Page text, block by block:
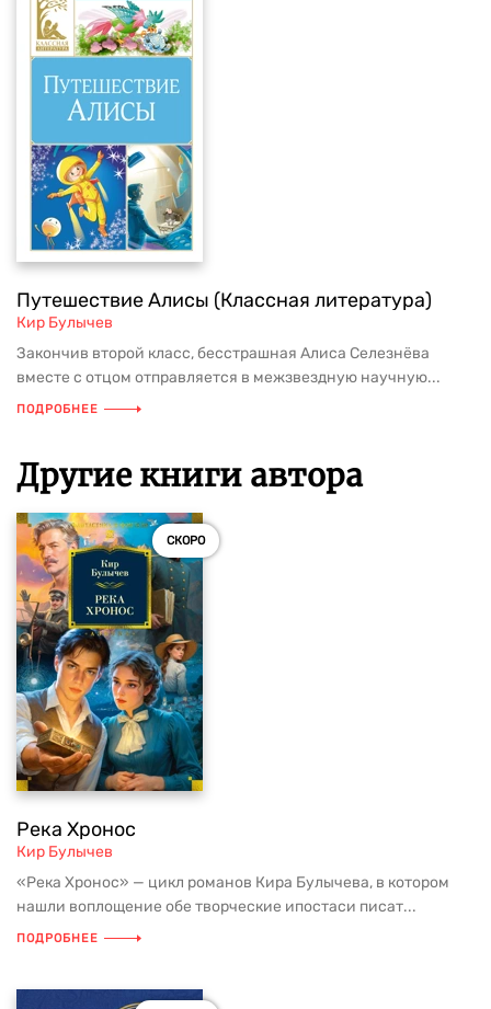
Путешествие Алисы (Классная литература)
Кир Булычев
Закончив второй класс, бесстрашная Алиса Селезнёва
вместе с отцом отправляется в межзвездную научную...
ПОДРОБНЕЕ
Другие книги автора
СКОРО
Река Хронос
Кир Булычев
«Река Хронос» — цикл романов Кира Булычева, в котором
нашли воплощение обе творческие ипостаси писат...
ПОДРОБНЕЕ